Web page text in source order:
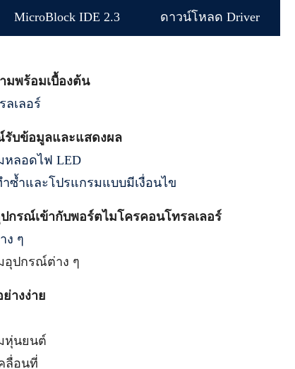
MicroBlock IDE 2.3 ดาวน์โหลด Driver
มพร้อมเบื้องต้น
ลเลอร์
รับข้อมูลและแสดงผล
หลอดไฟ LED
ซ้ำและโปรแกรมแบบมีเงื่อนไข
กรณ์เข้ากับพอร์ตไมโครคอนโทรลเลอร์
ง ๆ
อุปกรณ์ต่าง ๆ
างง่าย
หุ่นยนต์
ลื่อนที่